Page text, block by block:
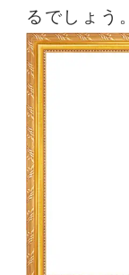
るでしょう